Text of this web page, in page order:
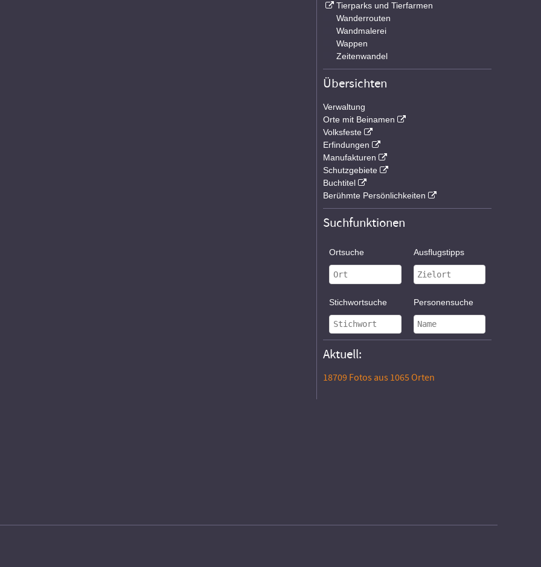
Tierparks und Tierfarmen
Wanderrouten
Wandmalerei
Wappen
Zeitenwandel
Übersichten
Verwaltung
Orte mit Beinamen
Volksfeste
Erfindungen
Manufakturen
Schutzgebiete
Buchtitel
Berühmte Persönlichkeiten
Suchfunktionen
Ortsuche Ausflugstipps
Stichwortsuche Personensuche
Aktuell:
18709 Fotos aus 1065 Orten